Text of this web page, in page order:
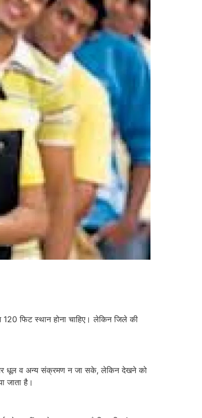
फिट स्थान होना चाहिए। लेकिन जिले की
धूल व अन्य संक्रमण न जा सके, लेकिन देखने को
जाता है।